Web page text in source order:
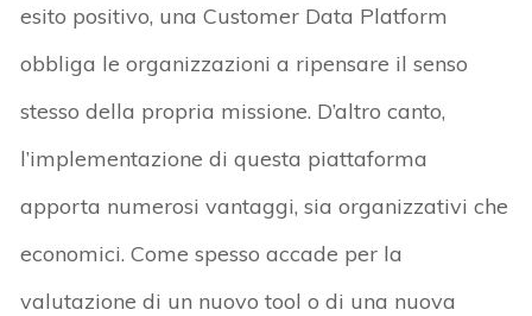
esito positivo, una Customer Data Platform
obbliga le organizzazioni a ripensare il senso
stesso della propria missione. D’altro canto,
l’implementazione di questa piattaforma
apporta numerosi vantaggi, sia organizzativi che
economici. Come spesso accade per la
valutazione di un nuovo tool o di una nuova